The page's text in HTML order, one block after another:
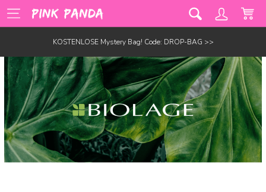
KOSTENLOSE Mystery Bag! Code: DROP-BAG >>